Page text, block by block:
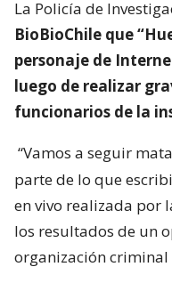
La Policía de
BioBioChile que
personaje de
luego de realizar
funcionarios de la
“Vamos a seguir
parte de lo que
en vivo realizada por
los resultados de un
organización